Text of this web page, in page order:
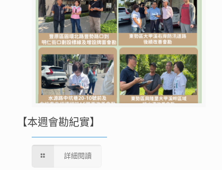
【本週會勘紀實】
詳細閱讀